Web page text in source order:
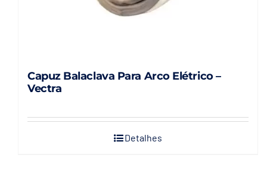
Capuz Balaclava Para Arco Elétrico –
Vectra
Detalhes